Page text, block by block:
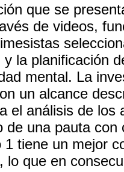
que se
de videos,
y la planificación
mental. La
un alcance
el análisis de los
de una pauta
1 tiene un mejor
lo que en